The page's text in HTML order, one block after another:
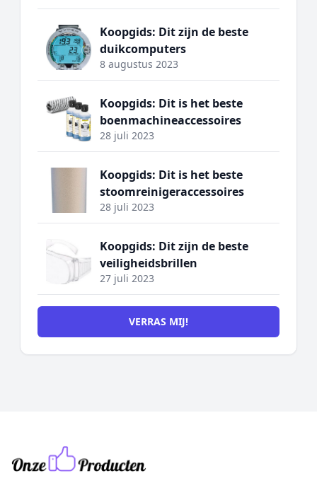
Koopgids: Dit zijn de beste
duikcomputers
8 augustus 2023
Koopgids: Dit is het beste
boenmachineaccessoires
28 juli 2023
Koopgids: Dit is het beste
stoomreinigeraccessoires
28 juli 2023
Koopgids: Dit zijn de beste
veiligheidsbrillen
27 juli 2023
VERRAS MIJ!